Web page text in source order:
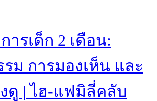
รเด็ก 2 เดือน:
ม การมองเห็น และ
ดู | ไฮ-แฟมิลี่คลับ